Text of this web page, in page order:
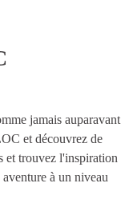
jamais auparavant
et découvrez de
et trouvez l'inspiration
à un niveau